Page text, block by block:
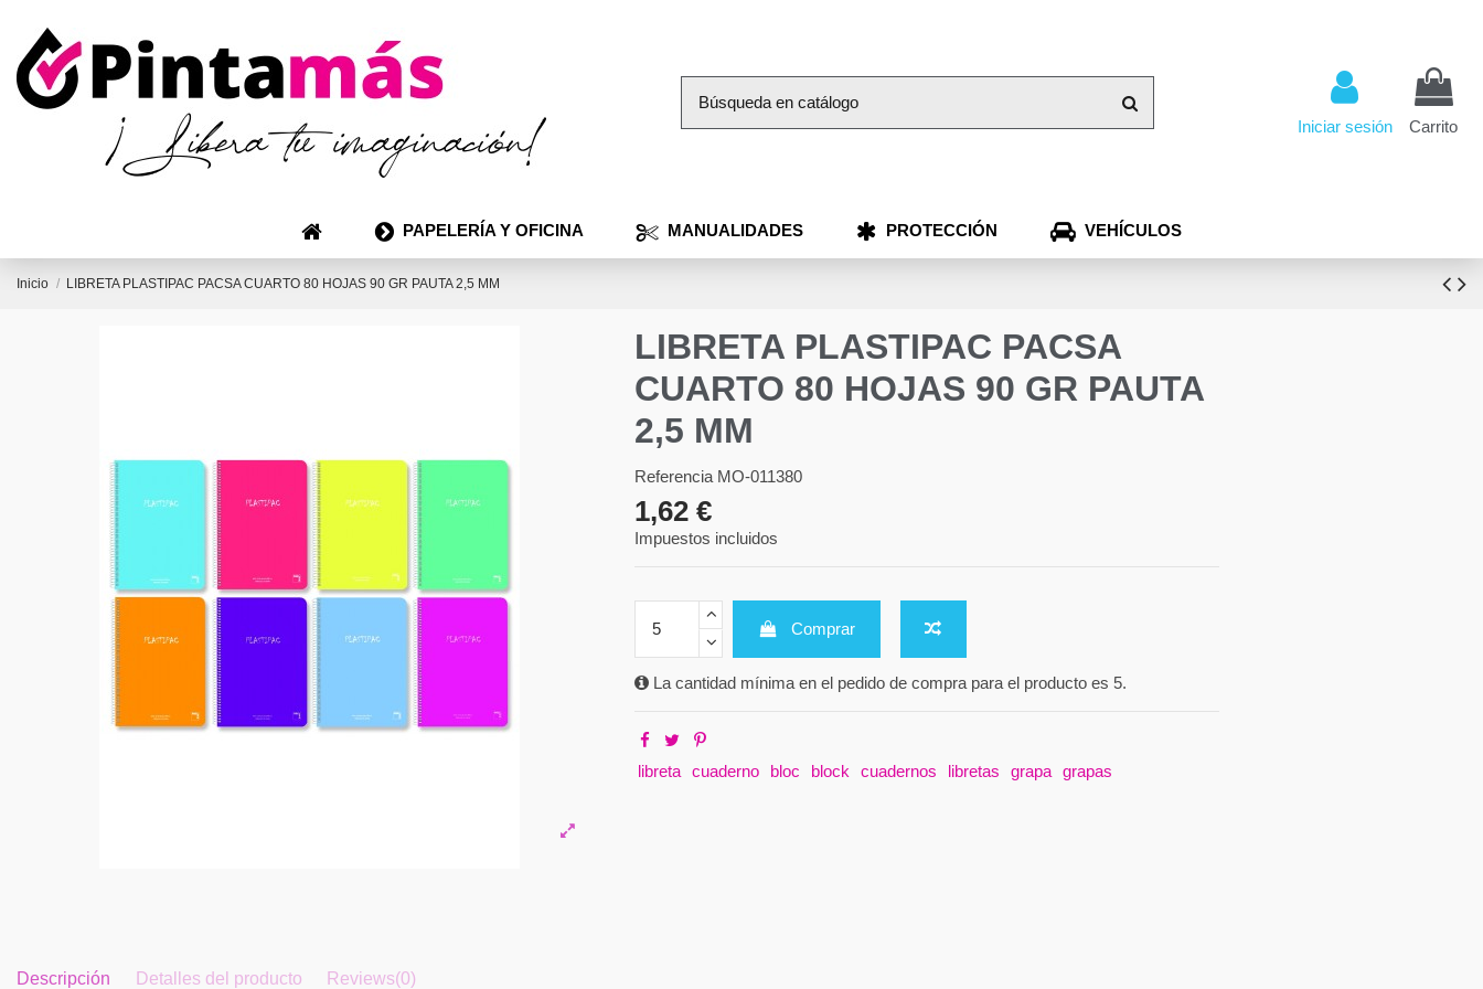
Iniciar sesión Carrito
PAPELERÍA Y OFICINA MANUALIDADES PROTECCIÓN VEHÍCULOS
Inicio LIBRETA PLASTIPAC PACSA CUARTO 80 HOJAS 90 GR PAUTA 2,5 MM
LIBRETA PLASTIPAC PACSA
CUARTO 80 HOJAS 90 GR PAUTA
2,5 MM
Referencia MO-011380
1,62 €
Impuestos incluidos
Comprar
La cantidad mínima en el pedido de compra para el producto es 5.
libreta cuaderno bloc block cuadernos libretas grapa grapas
Descripción Detalles del producto Reviews(0)